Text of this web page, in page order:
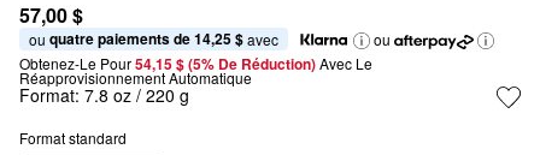
57,00 $
ou quatre paiements de 14,25 $ avec
ou
Obtenez-Le Pour54,15 $ (5% De Réduction) Avec Le
Réapprovisionnement Automatique
Format: 7.8 oz / 220 g
Format standard